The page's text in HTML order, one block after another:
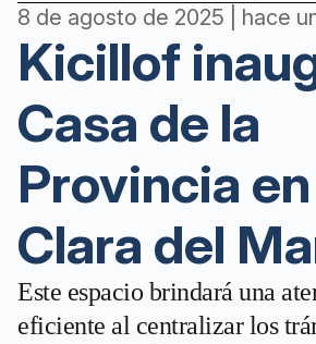
8 de agosto de 2025 | hace
Kicillof
Casa de la
Provincia
Clara del
Este espacio brindará una
eficiente al centralizar los